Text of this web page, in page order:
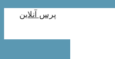
پرس آنلاین